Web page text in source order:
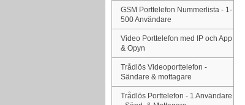
GSM Porttelefon Nummerlista - 1-
500 Användare
Video Porttelefon med IP och App
& Opyn
Trådlös Videoporttelefon -
Sändare & mottagare
Trådlös Porttelefon - 1 Användare